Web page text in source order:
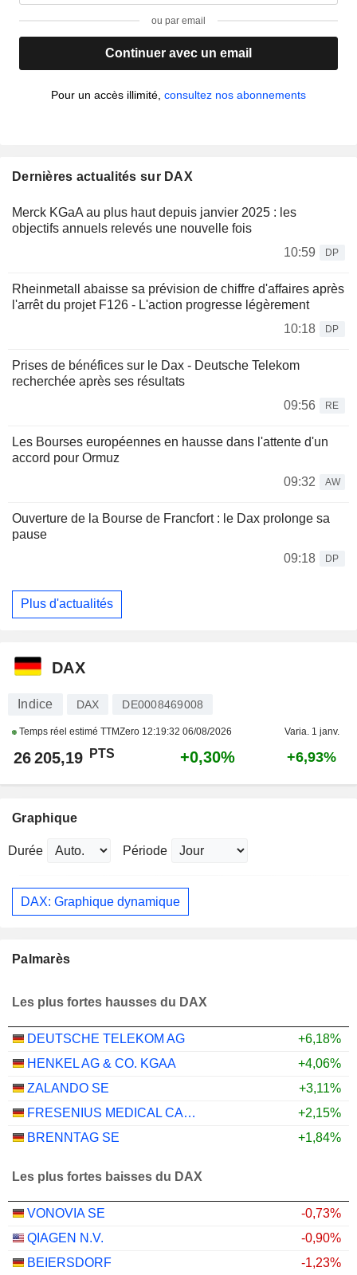
ou par email
Continuer avec un email
Pour un accès illimité, consultez nos abonnements
Dernières actualités sur DAX
Merck KGaA au plus haut depuis janvier 2025 : les
objectifs annuels relevés une nouvelle fois
10:59
DP
Rheinmetall abaisse sa prévision de chiffre d'affaires après
l'arrêt du projet F126 - L'action progresse légèrement
10:18
DP
Prises de bénéfices sur le Dax - Deutsche Telekom
recherchée après ses résultats
09:56
RE
Les Bourses européennes en hausse dans l'attente d'un
accord pour Ormuz
09:32
AW
Ouverture de la Bourse de Francfort : le Dax prolonge sa
pause
09:18
DP
Plus d'actualités
DAX
Indice DAX DE0008469008
Temps réel estimé TTMZero 12:19:32 06/08/2026 Varia. 1 janv.
26 205,19 PTS +0,30% +6,93%
Graphique
Durée Période
DAX: Graphique dynamique
Palmarès
Les plus fortes hausses du DAX
DEUTSCHE TELEKOM AG
+6,18%
HENKEL AG & CO. KGAA
+4,06%
ZALANDO SE
+3,11%
FRESENIUS MEDICAL CARE AG
+2,15%
BRENNTAG SE
+1,84%
Les plus fortes baisses du DAX
VONOVIA SE
-0,73%
QIAGEN N.V.
-0,90%
BEIERSDORF
-1,23%